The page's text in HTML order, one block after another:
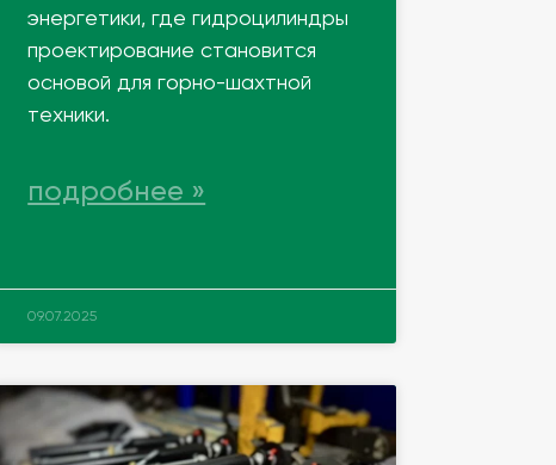
энергетики, где гидроцилиндры
проектирование становится
основой для горно-шахтной
техники.
подробнее »
09.07.2025